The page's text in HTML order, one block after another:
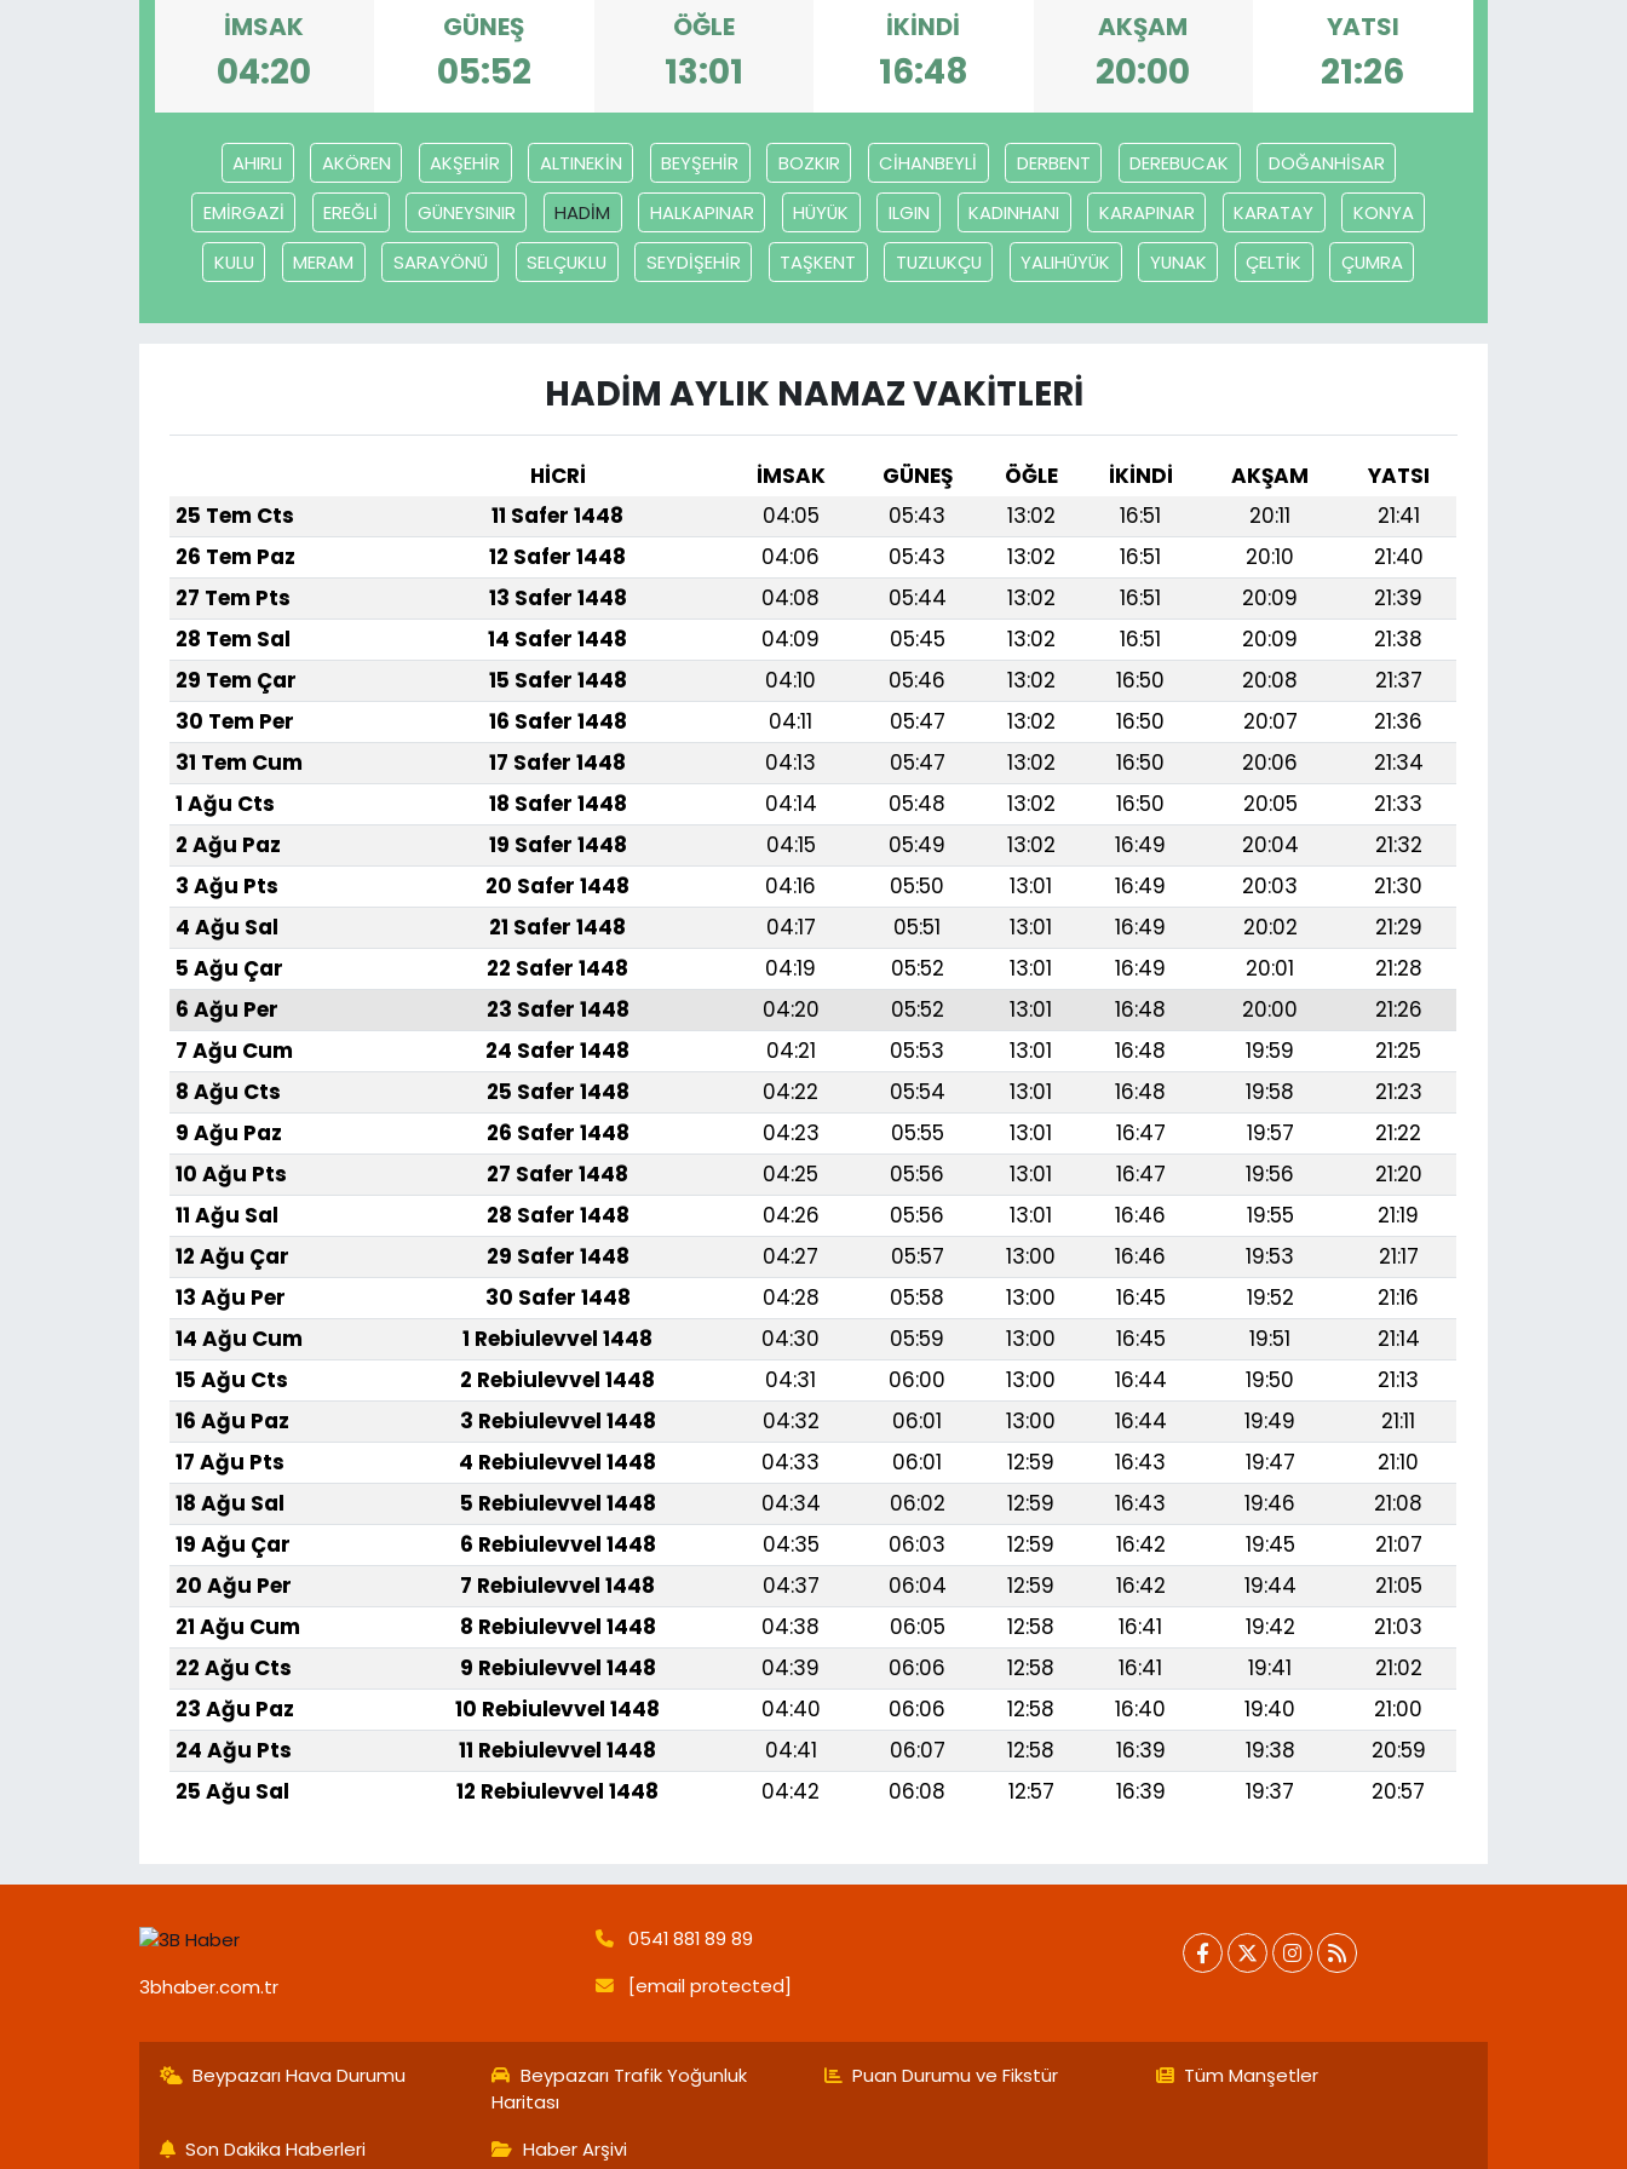
İMSAK
04:20
GÜNEŞ
05:52
ÖĞLE
13:01
İKINDI
16:48
AKŞAM
20:00
YATSI
21:26
AHIRLI AKÖREN AKŞEHİR ALTINEKİN BEYŞEHİR BOZKIR CİHANBEYLİ DERBENT DEREBUCAK
DOĞANHİSAR
EMİRGAZİ
EREĞLİ GÜNEYSINIR HADİM HALKAPINAR HÜYÜK ILGIN KADINHANI KARAPINAR KARATAY
KONYA
KULU
MERAM SARAYÖNÜ SELÇUKLU SEYDİŞEHİR TAŞKENT TUZLUKÇU YALIHÜYÜK YUNAK ÇELTİK ÇUMRA
HADİM AYLIK NAMAZ VAKITLERI
HİCRİ İMSAK GÜNEŞ ÖĞLE İKINDI AKŞAM
YATSI
25 Tem Cts
11 Safer 1448 04:05 05:43 13:02 16:51 20:11
21:41
26 Tem Paz
12 Safer 1448 04:06 05:43 13:02 16:51 20:10
21:40
27 Tem Pts
13 Safer 1448 04:08 05:44 13:02 16:51 20:09
21:39
28 Tem Sal
14 Safer 1448 04:09 05:45 13:02 16:51 20:09
21:38
29 Tem Çar
15 Safer 1448 04:10 05:46 13:02 16:50 20:08
21:37
30 Tem Per
16 Safer 1448 04:11 05:47 13:02 16:50 20:07
21:36
31 Tem Cum
17 Safer 1448 04:13 05:47 13:02 16:50 20:06
21:34
1 Ağu Cts
18 Safer 1448 04:14 05:48 13:02 16:50 20:05
21:33
2 Ağu Paz
19 Safer 1448 04:15 05:49 13:02 16:49 20:04
21:32
3 Ağu Pts
20 Safer 1448 04:16 05:50 13:01 16:49 20:03
21:30
4 Ağu Sal
21 Safer 1448 04:17 05:51 13:01 16:49 20:02
21:29
5 Ağu Çar
22 Safer 1448 04:19 05:52 13:01 16:49 20:01
21:28
6 Ağu Per
23 Safer 1448 04:20 05:52 13:01 16:48 20:00
21:26
7 Ağu Cum
24 Safer 1448 04:21 05:53 13:01 16:48 19:59
21:25
8 Ağu Cts
25 Safer 1448 04:22 05:54 13:01 16:48 19:58
21:23
9 Ağu Paz
26 Safer 1448 04:23 05:55 13:01 16:47 19:57
21:22
10 Ağu Pts
27 Safer 1448 04:25 05:56 13:01 16:47 19:56
21:20
11 Ağu Sal
28 Safer 1448 04:26 05:56 13:01 16:46 19:55
21:19
12 Ağu Çar
29 Safer 1448 04:27 05:57 13:00 16:46 19:53
21:17
13 Ağu Per
30 Safer 1448 04:28 05:58 13:00 16:45 19:52
21:16
14 Ağu Cum
1 Rebiulevvel 1448 04:30 05:59 13:00 16:45 19:51
21:14
15 Ağu Cts
2 Rebiulevvel 1448 04:31 06:00 13:00 16:44 19:50
21:13
16 Ağu Paz
3 Rebiulevvel 1448 04:32 06:01 13:00 16:44 19:49
21:11
17 Ağu Pts
4 Rebiulevvel 1448 04:33 06:01 12:59 16:43 19:47
21:10
18 Ağu Sal
5 Rebiulevvel 1448 04:34 06:02 12:59 16:43 19:46
21:08
19 Ağu Çar
6 Rebiulevvel 1448 04:35 06:03 12:59 16:42 19:45
21:07
20 Ağu Per
7 Rebiulevvel 1448 04:37 06:04 12:59 16:42 19:44
21:05
21 Ağu Cum
8 Rebiulevvel 1448 04:38 06:05 12:58 16:41 19:42
21:03
22 Ağu Cts
9 Rebiulevvel 1448 04:39 06:06 12:58 16:41 19:41
21:02
23 Ağu Paz
10 Rebiulevvel 1448 04:40 06:06 12:58 16:40 19:40
21:00
24 Ağu Pts
11 Rebiulevvel 1448 04:41 06:07 12:58 16:39 19:38
20:59
25 Ağu Sal
12 Rebiulevvel 1448 04:42 06:08 12:57 16:39 19:37 20:57
3bhaber.com.tr
0541 881 89 89
[email protected]
Beypazarı Hava Durumu
Beypazarı Trafik Yoğunluk
Haritası
Puan Durumu ve Fikstür Tüm Manşetler
Son Dakika Haberleri Haber Arşivi